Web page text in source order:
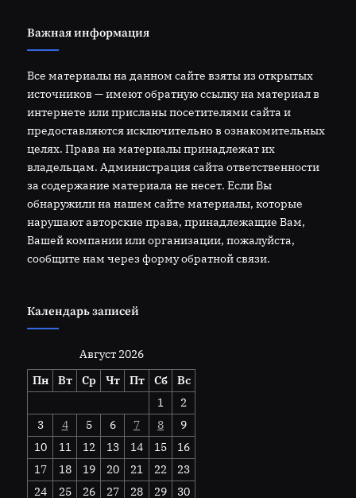
Важная информация
Все материалы на данном сайте взяты из открытых
источников — имеют обратную ссылку на материал в
интернете или присланы посетителями сайта и
предоставляются исключительно в ознакомительных
целях. Права на материалы принадлежат их
владельцам. Администрация сайта ответственности
за содержание материала не несет. Если Вы
обнаружили на нашем сайте материалы, которые
нарушают авторские права, принадлежащие Вам,
Вашей компании или организации, пожалуйста,
сообщите нам через форму обратной связи.
Календарь записей
Август 2026
Пн
Вт Ср Чт Пт Сб
Вс
1
2
3
4 5 6 7 8
9
10
11 12 13 14 15
16
17
18 19 20 21 22
23
24
25 26 27 28 29 30